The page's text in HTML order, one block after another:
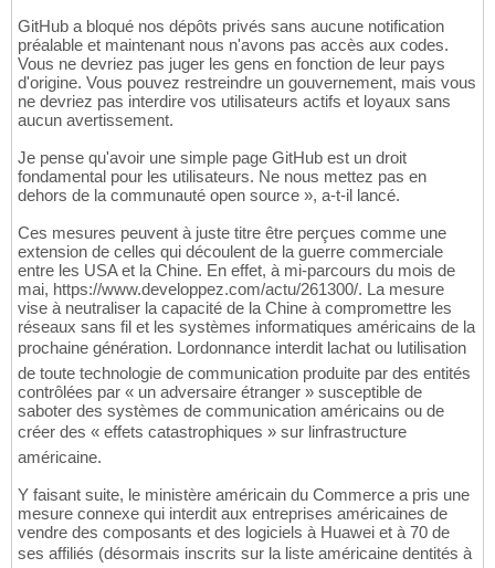
GitHub a bloqué nos dépôts privés sans aucune notification
préalable et maintenant nous n'avons pas accès aux codes.
Vous ne devriez pas juger les gens en fonction de leur pays
d'origine. Vous pouvez restreindre un gouvernement, mais vous
ne devriez pas interdire vos utilisateurs actifs et loyaux sans
aucun avertissement.
Je pense qu'avoir une simple page GitHub est un droit
fondamental pour les utilisateurs. Ne nous mettez pas en
dehors de la communauté open source », a-t-il lancé.
Ces mesures peuvent à juste titre être perçues comme une
extension de celles qui découlent de la guerre commerciale
entre les USA et la Chine. En effet, à mi-parcours du mois de
mai, https://www.developpez.com/actu/261300/. La mesure
vise à neutraliser la capacité de la Chine à compromettre les
réseaux sans fil et les systèmes informatiques américains de la
prochaine génération. Lordonnance interdit lachat ou lutilisation
de toute technologie de communication produite par des entités
contrôlées par « un adversaire étranger » susceptible de
saboter des systèmes de communication américains ou de
créer des « effets catastrophiques » sur linfrastructure
américaine.
Y faisant suite, le ministère américain du Commerce a pris une
mesure connexe qui interdit aux entreprises américaines de
vendre des composants et des logiciels à Huawei et à 70 de
ses affiliés (désormais inscrits sur la liste américaine dentités à